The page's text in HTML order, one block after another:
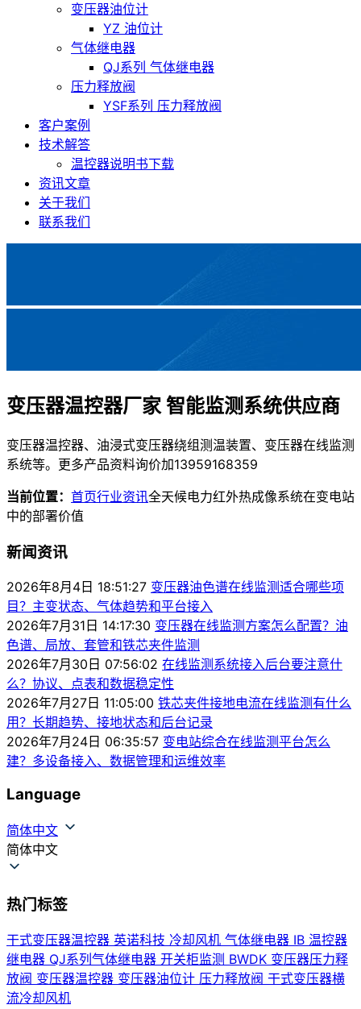
变压器油位计
YZ 油位计
气体继电器
QJ系列 气体继电器
压力释放阀
YSF系列 压力释放阀
客户案例
技术解答
温控器说明书下载
资讯文章
关于我们
联系我们
变压器温控器厂家 智能监测系统供应商
变压器温控器、油浸式变压器绕组测温装置、变压器在线监测
系统等。更多产品资料询价加13959168359
当前位置： 首页行业资讯全天候电力红外热成像系统在变电站
中的部署价值
新闻资讯
2026年8月4日 18:51:27 变压器油色谱在线监测适合哪些项
目？主变状态、气体趋势和平台接入
2026年7月31日 14:17:30 变压器在线监测方案怎么配置？油
色谱、局放、套管和铁芯夹件监测
2026年7月30日 07:56:02 在线监测系统接入后台要注意什
么？协议、点表和数据稳定性
2026年7月27日 11:05:00 铁芯夹件接地电流在线监测有什么
用？长期趋势、接地状态和后台记录
2026年7月24日 06:35:57 变电站综合在线监测平台怎么
建？多设备接入、数据管理和运维效率
Language
简体中文
简体中文
热门标签
干式变压器温控器 英诺科技 冷却风机 气体继电器 IB 温控器
继电器 QJ系列气体继电器 开关柜监测 BWDK 变压器压力释
放阀 变压器温控器 变压器油位计 压力释放阀 干式变压器横
流冷却风机